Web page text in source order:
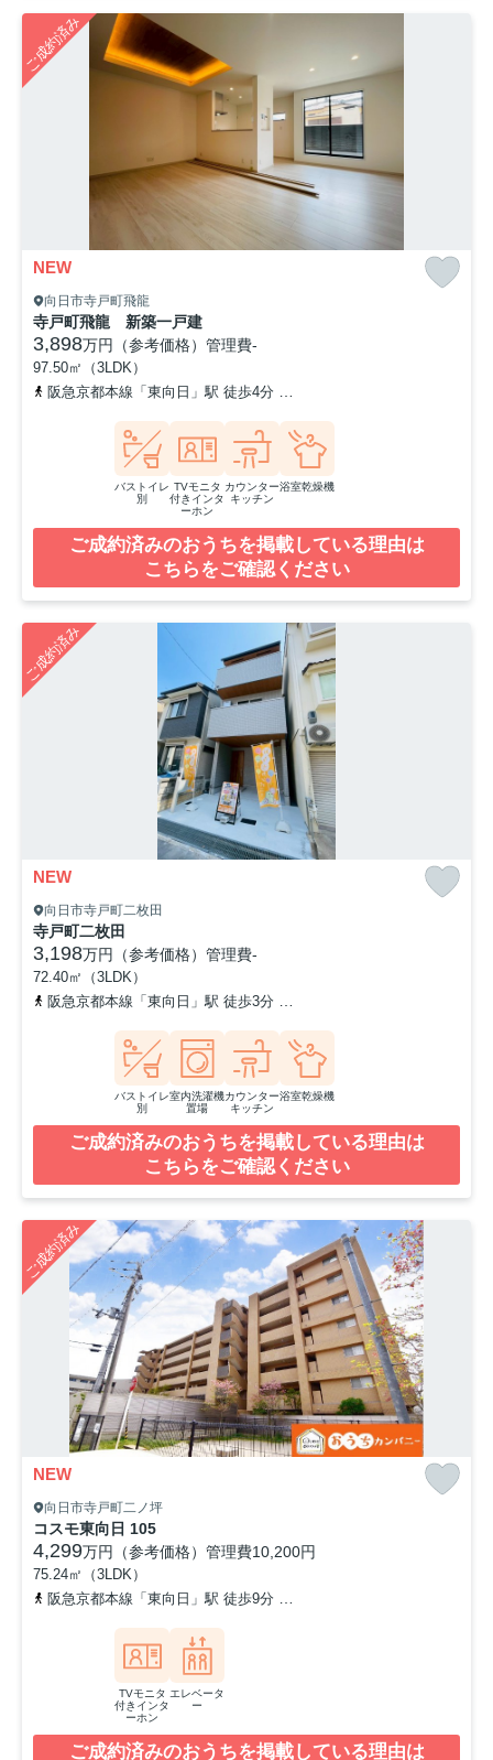
のお買い物も便利♪
◎さらに薬局、飲食店、銀行、郵便局がすぐ近くに揃ってい
ます！
◎３LDK！充実設備！共用施設も充実！ペット飼育ＯＫ♪
ご成約済み
NEW
向日市寺戸町飛龍
寺戸町飛龍 新築一戸建
3,898万円（参考価格） 管理費-
97.50㎡（3LDK）
阪急京都本線「東向日」駅 徒歩4分
バストイレ
別
TVモニタ
付きインタ
ーホン
カウンター
キッチン
浴室乾燥機
ご成約済みのおうちを掲載している理由は
こちらをご確認ください
ご成約済み
NEW
向日市寺戸町二枚田
寺戸町二枚田
3,198万円（参考価格） 管理費-
72.40㎡（3LDK）
阪急京都本線「東向日」駅 徒歩3分
バストイレ
別
室内洗濯機
置場
カウンター
キッチン
浴室乾燥機
ご成約済みのおうちを掲載している理由は
こちらをご確認ください
ご成約済み
NEW
向日市寺戸町二ノ坪
コスモ東向日 105
4,299万円（参考価格） 管理費10,200円
75.24㎡（3LDK）
阪急京都本線「東向日」駅 徒歩9分
TVモニタ
付きインタ
ーホン
エレベータ
ー
ご成約済みのおうちを掲載している理由は